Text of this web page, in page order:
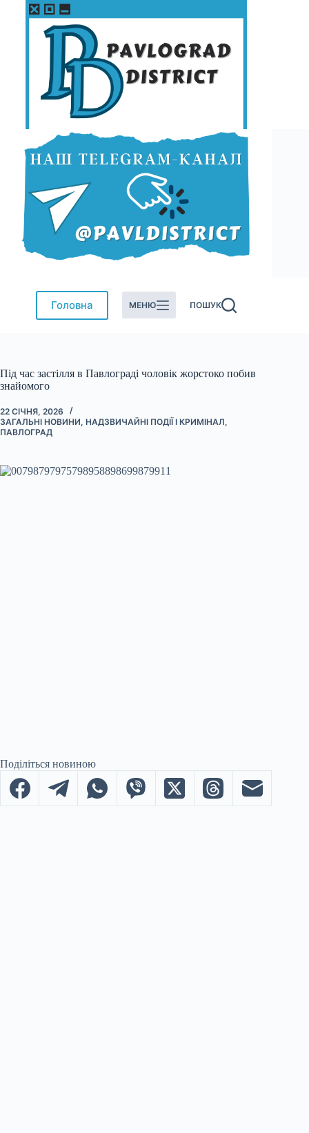
Перейти
Головна МЕНЮ ПОШУК
Під час застілля в Павлограді чоловік жорстоко побив
знайомого
22 СІЧНЯ, 2026
ЗАГАЛЬНІ НОВИНИ, НАДЗВИЧАЙНІ ПОДІЇ І КРИМІНАЛ,
ПАВЛОГРАД
Поділіться новиною